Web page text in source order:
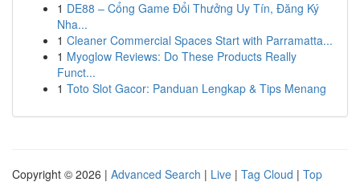
1 DE88 – Cổng Game Đổi Thưởng Uy Tín, Đăng Ký
Nha...
1 Cleaner Commercial Spaces Start with Parramatta...
1 Myoglow Reviews: Do These Products Really
Funct...
1 Toto Slot Gacor: Panduan Lengkap & Tips Menang
Copyright © 2026 | Advanced Search | Live | Tag Cloud | Top